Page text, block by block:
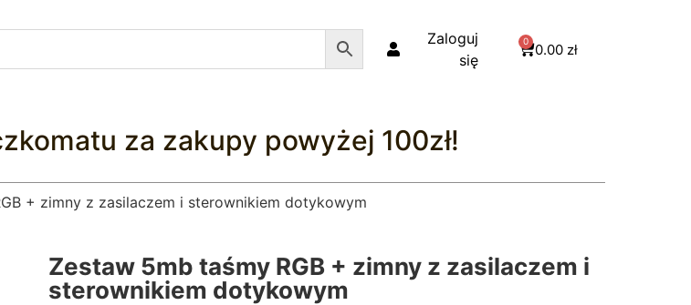
Zaloguj
się
0.00 zł
0
za zakupy powyżej 100zł!
+ zimny z zasilaczem i sterownikiem dotykowym
Zestaw 5mb taśmy RGB + zimny z zasilaczem i
sterownikiem dotykowym